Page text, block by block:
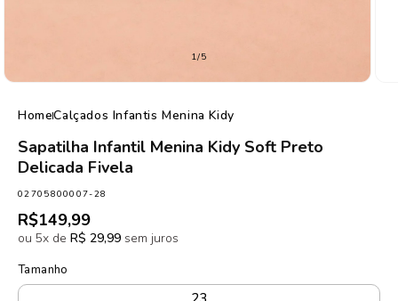
1/de
5
HomeCalçados Infantis Menina Kidy
Sapatilha Infantil Menina Kidy Soft Preto
Delicada Fivela
SKU:
02705800007-28
Preço
normal
R$149,99
ou 5x de R$ 29,99 sem juros
Tamanho